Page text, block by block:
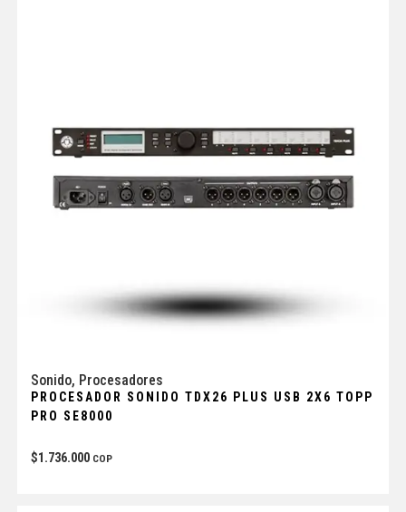
Sonido, Procesadores
PROCESADOR SONIDO TDX26 PLUS USB 2X6 TOPP
PRO SE8000
$1.736.000 COP